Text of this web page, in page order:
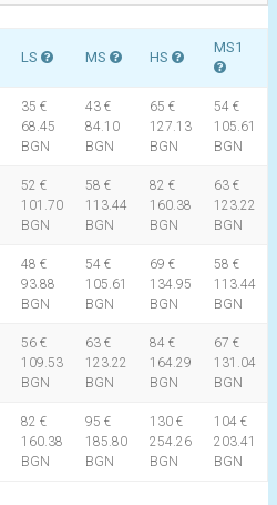
LS MS HS
MS1
35 €
68.45
BGN
43 €
84.10
BGN
65 €
127.13
BGN
54 €
105.61
BGN
52 €
101.70
BGN
58 €
113.44
BGN
82 €
160.38
BGN
63 €
123.22
BGN
48 €
93.88
BGN
54 €
105.61
BGN
69 €
134.95
BGN
58 €
113.44
BGN
56 €
109.53
BGN
63 €
123.22
BGN
84 €
164.29
BGN
67 €
131.04
BGN
82 €
160.38
BGN
95 €
185.80
BGN
130 €
254.26
BGN
104 €
203.41
BGN